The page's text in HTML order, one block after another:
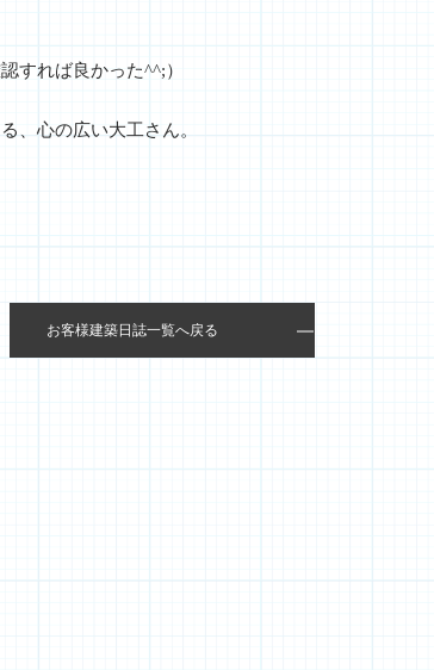
すれば良かった^^;）
、心の広い大工さん。
お客様建築日誌一覧へ戻る